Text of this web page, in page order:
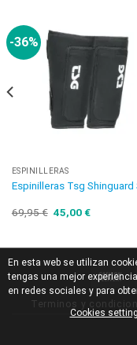
-36%
ESPINILLERAS
Espinilleras Tsg Shinguard
69,95€ 45,00€
Terminos y
En esta web se utilizan
tengas una mejor
en redes sociales y para
Cookies